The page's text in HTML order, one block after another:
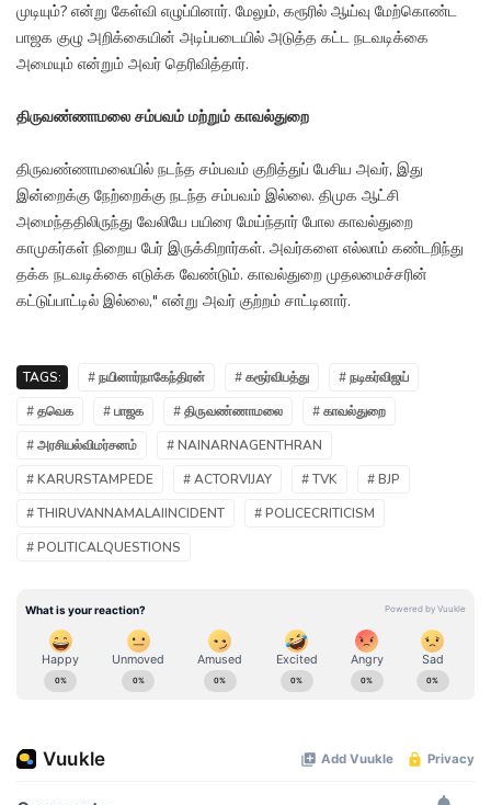
முடியும்? என்று கேள்வி எழுப்பினார். மேலும், கரூரில் ஆய்வு மேற்கொண்ட
பாஜக குழு அறிக்கையின் அடிப்படையில் அடுத்த கட்ட நடவடிக்கை
அமையும் என்றும் அவர் தெரிவித்தார்.
திருவண்ணாமலை சம்பவம் மற்றும் காவல்துறை
திருவண்ணாமலையில் நடந்த சம்பவம் குறித்துப் பேசிய அவர், இது
இன்றைக்கு நேற்றைக்கு நடந்த சம்பவம் இல்லை. திமுக ஆட்சி
அமைந்ததிலிருந்து வேலியே பயிரை மேய்ந்தார் போல காவல்துறை
காமுகர்கள் நிறைய பேர் இருக்கிறார்கள். அவர்களை எல்லாம் கண்டறிந்து
தக்க நடவடிக்கை எடுக்க வேண்டும். காவல்துறை முதலமைச்சரின்
கட்டுப்பாட்டில் இல்லை," என்று அவர் குற்றம் சாட்டினார்.
TAGS: # நயினார்நாகேந்திரன் # கரூர்விபத்து
# நடிகர்விஜய்
# தவெக
# பாஜக # திருவண்ணாமலை
# காவல்துறை
# அரசியல்விமர்சனம்
# NAINARNAGENTHRAN
# KARURSTAMPEDE
# ACTORVIJAY # TVK
# BJP
# THIRUVANNAMALAIINCIDENT
# POLICECRITICISM
# POLITICALQUESTIONS